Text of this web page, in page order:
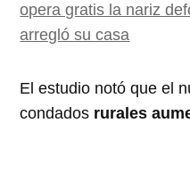
opera gratis la nariz
arregló su casa
El estudio notó que el
condados rurales